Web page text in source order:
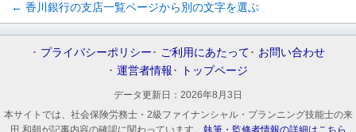
← 香川銀行の支店一覧ページから別の文字を選ぶ
プライバシーポリシー ご利用にあたって
お問い合わせ
運営者情報
トップページ
データ更新日： 2026年8月3日
本サイトでは、社会保険労務士・2級ファイナンシャル・プランニング技能士の来
田 和朝が記事内容の確認に関わっています。 執筆・監修者情報の詳細はこちら